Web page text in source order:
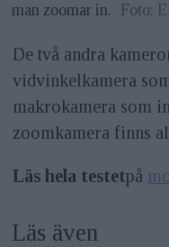
man zoomar in. Foto:
De två andra
vidvinkelkamera
makrokamera som
zoomkamera finns
Läs hela testetpå
Läs även